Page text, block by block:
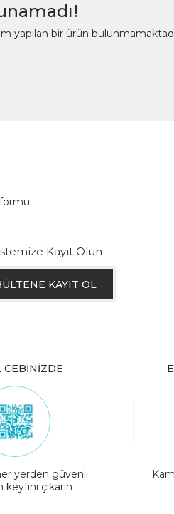
yapılan bir ürün
Kayıt Olun
KAYIT OL
CEBİNİZDE
yerden güvenli
keyfini çıkarın